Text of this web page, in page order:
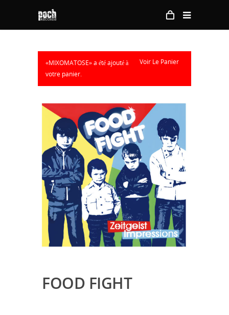
Voir Le Panier
«MIXOMATOSE» a été ajouté à
votre panier.
FOOD FIGHT